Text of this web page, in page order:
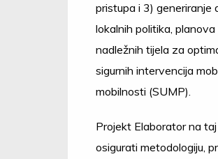
pristupa i 3) generiranje
lokalnih politika,
nadležnih tijela za
sigurnih intervencija
mobilnosti (SUMP).
Projekt Elaborator na
osigurati metodologiju,